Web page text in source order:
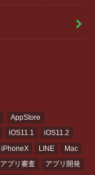
AppStore
iOS11.1
iOS11.2
iPhoneX LINE
Mac
アプリ審査
アプリ開発